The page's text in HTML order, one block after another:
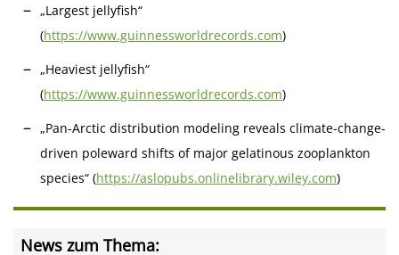
„Largest jellyfish“
(https://www.guinnessworldrecords.com)
„Heaviest jellyfish“
(https://www.guinnessworldrecords.com)
„Pan-Arctic distribution modeling reveals climate-change-
driven poleward shifts of major gelatinous zooplankton
species“ (https://aslopubs.onlinelibrary.wiley.com)
News zum Thema: